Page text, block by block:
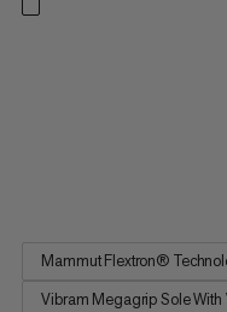
Mammut Flextron®
Vibram Megagrip Sole